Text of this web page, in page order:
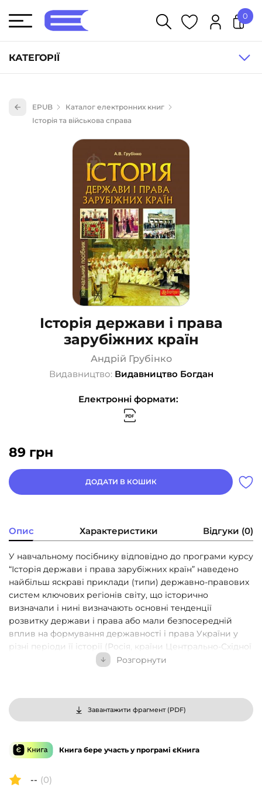
КАТЕГОРІЇ
Книги для дітей (835)
Науково-популярна література (1015)
Навчальна література та посібники (527)
Енциклопедії, довідники, словники (55)
Подарункові сертифікати (1)
0
EPUB
Каталог електронних книг
Історія та військова справа
Історія держави i права
зарубiжних кpaїн
Андрій Грубінко
Видавництво: Видавництво Богдан
Електронні формати:
89 грн
ДОДАТИ В КОШИК
Опис Характеристики Відгуки (0)
У навчальному посібнику відповідно до програми курсу
“Історія держави і права зарубіжних країн” наведено
найбільш яскраві приклади (типи) державно-правових
систем ключових регіонів світу, що історично
визначали і нині визначають основні тенденції
розвитку держави і права або мали безпосередній
вплив на формування державності і права України у
різні періоди її історії (Росія, країни Центрально-Східної
Європи). У посібнику зібрано і систематизовано
окремих проблем. Видання є спробою автора
максимально вичерпно та водночас доступно викласти
складні проблеми становлення і функціонування
систем у різних країнах і регіонах світу у різні історичні
навчання, аспірантів, викладачів юридичних ВНЗ і
Розгорнути
Завантажити фрагмент (PDF)
Книга бере участь у програмі єКнига
-- (0)